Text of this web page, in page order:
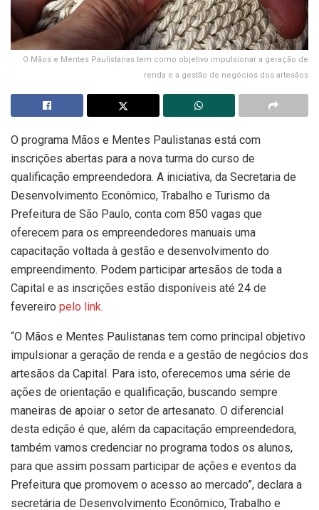
O Mãos e Mentes Paulistanas tem como objetivo impulsionar a geração de
renda e a gestão de negócios dos artesãos
O programa Mãos e Mentes Paulistanas está com
inscrições abertas para a nova turma do curso de
qualificação empreendedora. A iniciativa, da Secretaria de
Desenvolvimento Econômico, Trabalho e Turismo da
Prefeitura de São Paulo, conta com 850 vagas que
oferecem para os empreendedores manuais uma
capacitação voltada à gestão e desenvolvimento do
empreendimento. Podem participar artesãos de toda a
Capital e as inscrições estão disponíveis até 24 de
fevereiro pelo link.
“O Mãos e Mentes Paulistanas tem como principal objetivo
impulsionar a geração de renda e a gestão de negócios dos
artesãos da Capital. Para isto, oferecemos uma série de
ações de orientação e qualificação, buscando sempre
maneiras de apoiar o setor de artesanato. O diferencial
desta edição é que, além da capacitação empreendedora,
também vamos credenciar no programa todos os alunos,
para que assim possam participar de ações e eventos da
Prefeitura que promovem o acesso ao mercado”, declara a
secretária de Desenvolvimento Econômico, Trabalho e